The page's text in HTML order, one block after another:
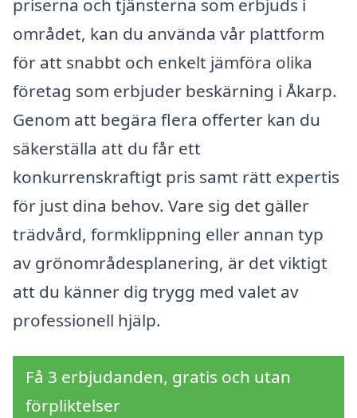
priserna och tjänsterna som erbjuds i
området, kan du använda vår plattform
för att snabbt och enkelt jämföra olika
företag som erbjuder beskärning i Åkarp.
Genom att begära flera offerter kan du
säkerställa att du får ett
konkurrenskraftigt pris samt rätt expertis
för just dina behov. Vare sig det gäller
trädvård, formklippning eller annan typ
av grönområdesplanering, är det viktigt
att du känner dig trygg med valet av
professionell hjälp.
Få 3 erbjudanden, gratis och utan
förpliktelser